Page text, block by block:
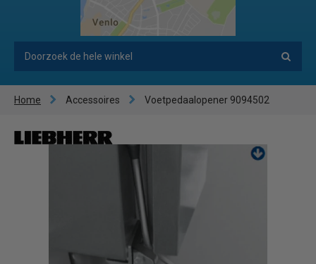
Home Accessoires Voetpedaalopener 9094502